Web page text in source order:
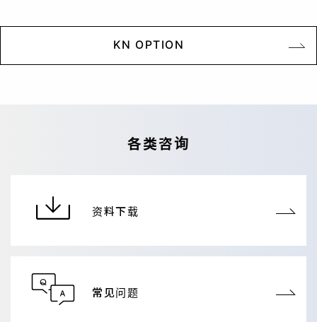
KN OPTION
各类咨询
资料下载
常见问题